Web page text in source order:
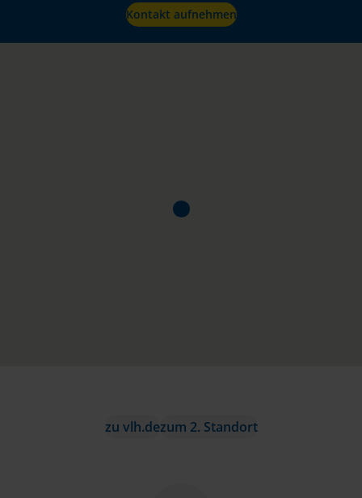
Kontakt aufnehmen
zu vlh.dezum 2. Standort